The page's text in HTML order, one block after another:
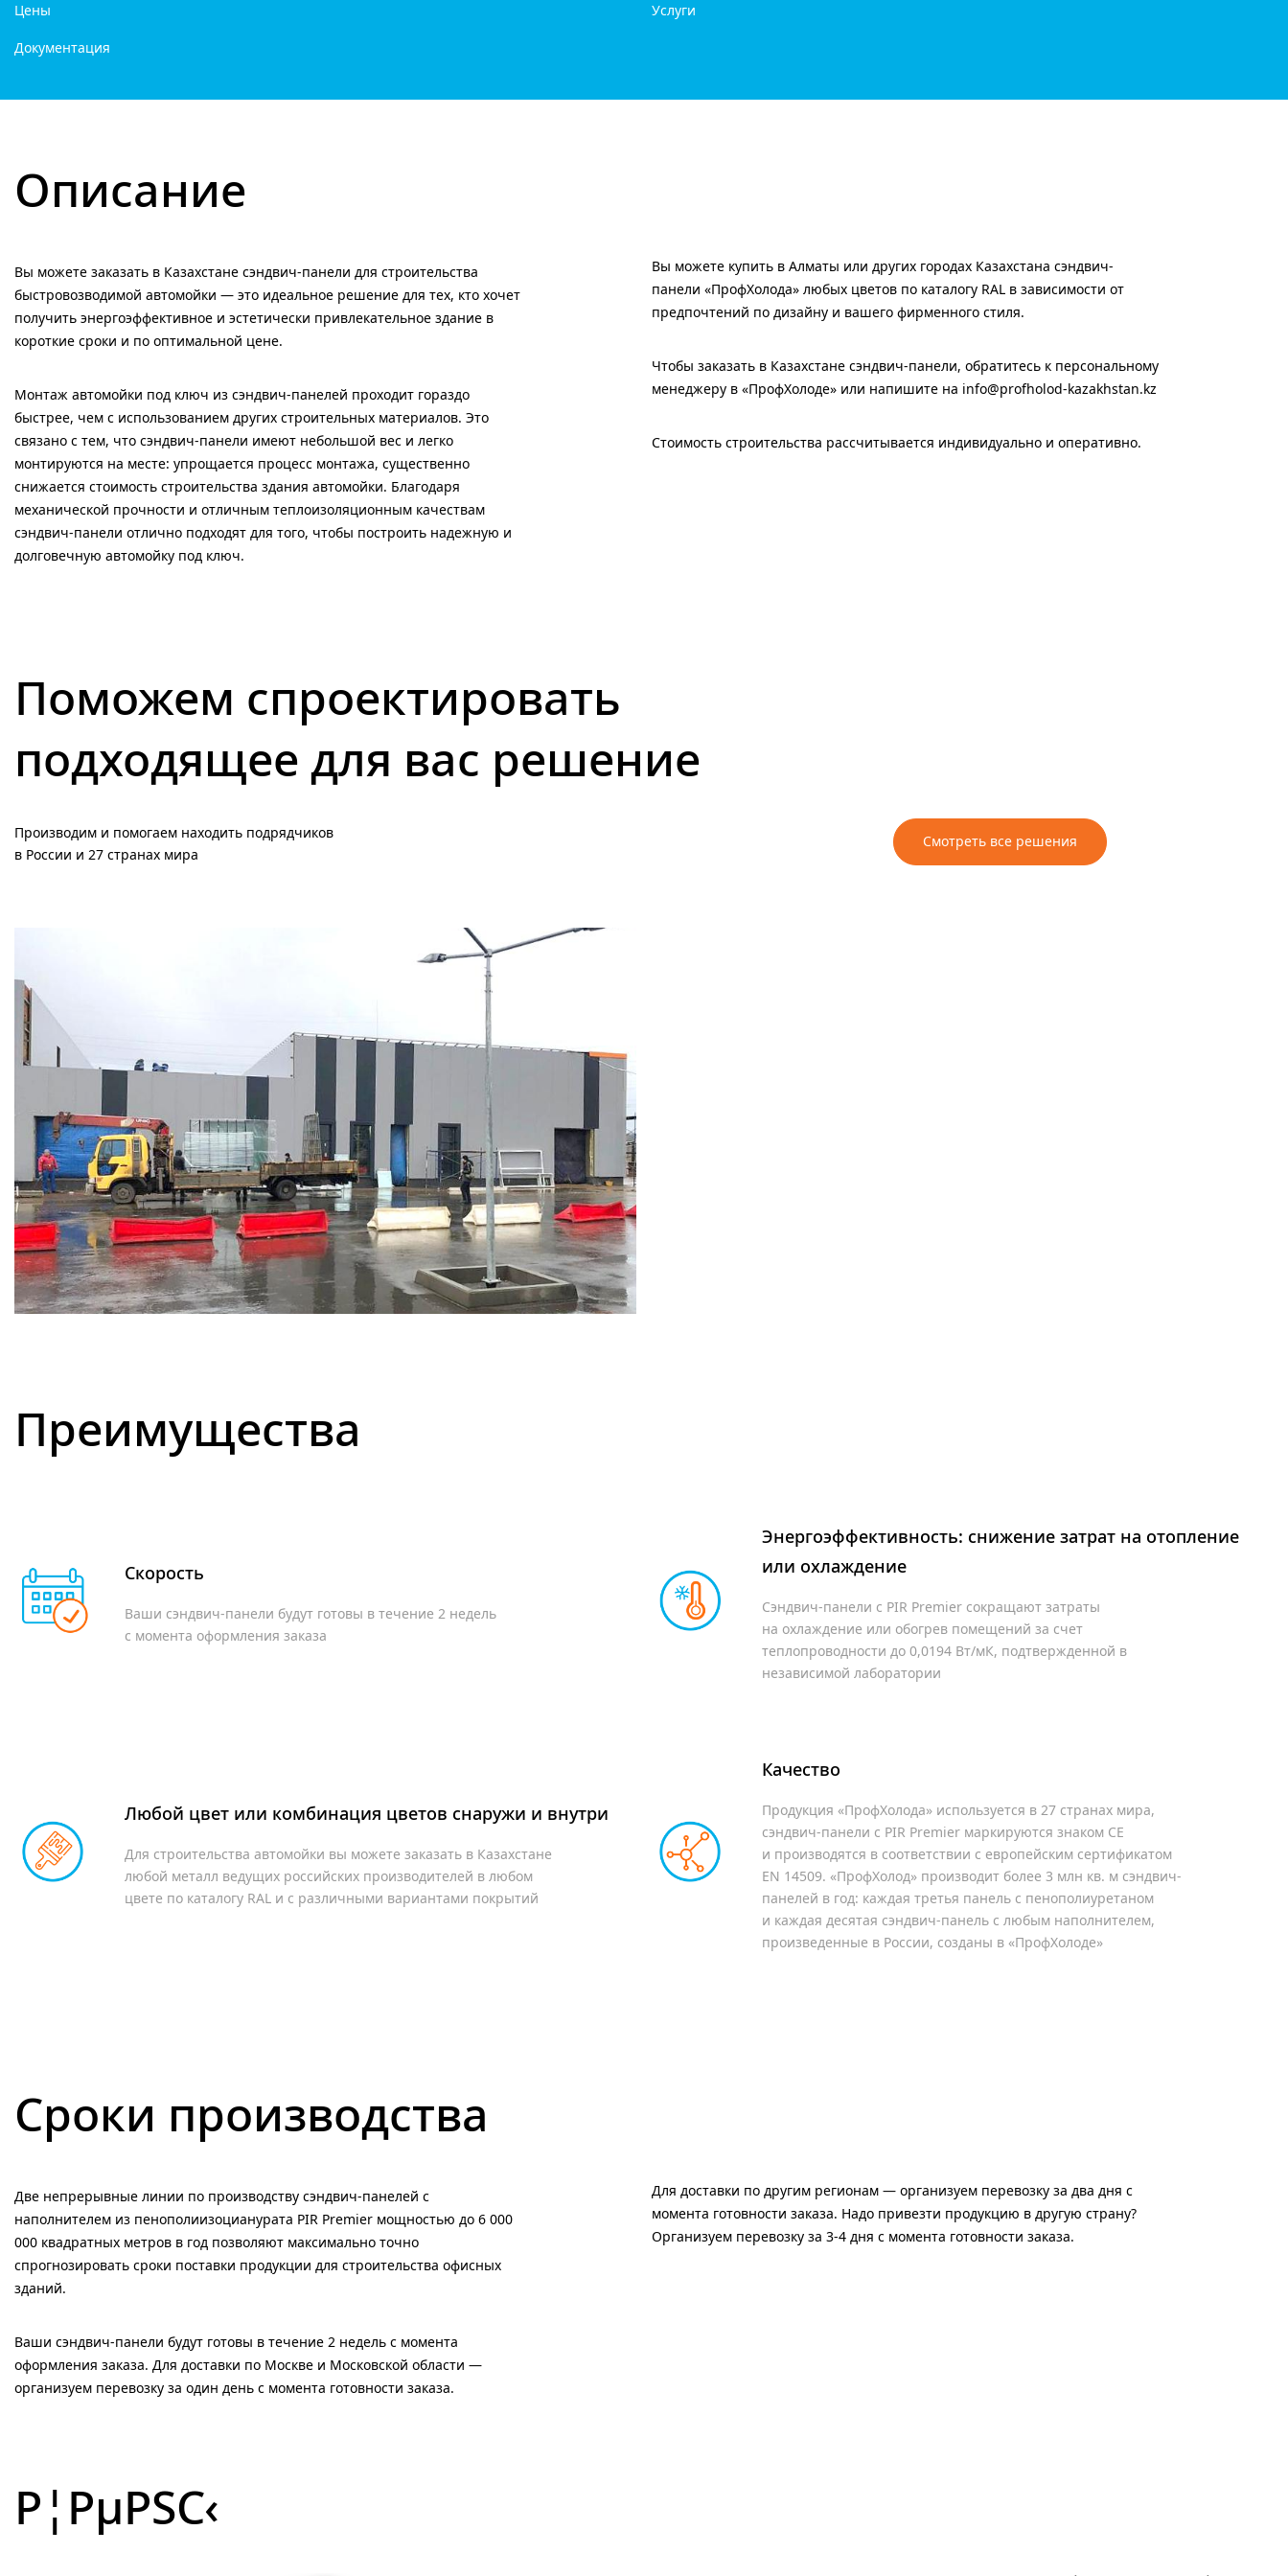
Цены
Документация
Услуги
Описание
Вы можете заказать в Казахстане сэндвич-панели для строительства
быстровозводимой автомойки — это идеальное решение для тех, кто хочет
получить энергоэффективное и эстетически привлекательное здание в
короткие сроки и по оптимальной цене.
Монтаж автомойки под ключ из сэндвич-панелей проходит гораздо
быстрее, чем с использованием других строительных материалов. Это
связано с тем, что сэндвич-панели имеют небольшой вес и легко
монтируются на месте: упрощается процесс монтажа, существенно
снижается стоимость строительства здания автомойки. Благодаря
механической прочности и отличным теплоизоляционным качествам
сэндвич-панели отлично подходят для того, чтобы построить надежную и
долговечную автомойку под ключ.
Вы можете купить в Алматы или других городах Казахстана сэндвич-
панели «ПрофХолода» любых цветов по каталогу RAL в зависимости от
предпочтений по дизайну и вашего фирменного стиля.
Чтобы заказать в Казахстане сэндвич-панели, обратитесь к персональному
менеджеру в «ПрофХолоде» или напишите на info@profholod-kazakhstan.kz
Стоимость строительства рассчитывается индивидуально и оперативно.
Поможем спроектировать
подходящее для вас решение
Производим и помогаем находить подрядчиков
в России и 27 странах мира
Смотреть все решения
Преимущества
Скорость
Ваши сэндвич-панели будут готовы в течение 2 недель
с момента оформления заказa
Энергоэффективность: снижение затрат на отопление
или охлаждение
Сэндвич-панели с PIR Premier сокращают затраты
на охлаждение или обогрев помещений за счет
теплопроводности до 0,0194 Вт/мК, подтвержденной в
независимой лаборатории
Любой цвет или комбинация цветов снаружи и внутри
Для строительства автомойки вы можете заказать в Казахстане
любой металл ведущих российских производителей в любом
цвете по каталогу RAL и с различными вариантами покрытий
Качество
Продукция «ПрофХолода» используется в 27 странах мира,
сэндвич-панели c PIR Premier маркируются знаком СЕ
и производятся в соответствии с европейским сертификатом
EN 14509. «ПрофХолод» производит более 3 млн кв. м сэндвич-
панелей в год: каждая третья панель с пенополиуретаном
и каждая десятая сэндвич-панель с любым наполнителем,
произведенные в России, созданы в «ПрофХолоде»
Сроки производства
Две непрерывные линии по производству сэндвич-панелей с
наполнителем из пенополиизоцианурата PIR Premier мощностью до 6 000
000 квадратных метров в год позволяют максимально точно
спрогнозировать сроки поставки продукции для строительства офисных
зданий.
Ваши сэндвич-панели будут готовы в течение 2 недель с момента
оформления заказа. Для доставки по Москве и Московской области —
организуем перевозку за один день с момента готовности заказа.
Для доставки по другим регионам — организуем перевозку за два дня с
момента готовности заказа. Надо привезти продукцию в другую страну?
Организуем перевозку за 3-4 дня с момента готовности заказа.
Р¦РµРЅС‹